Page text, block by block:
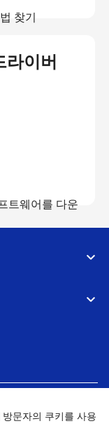
찾기
라이버
트웨어를 다운
문자의 쿠키를 사용